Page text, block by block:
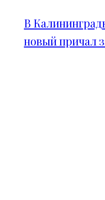
В
новый причал